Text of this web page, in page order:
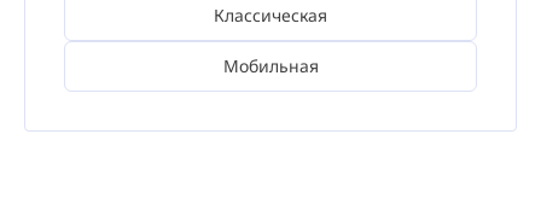
Классическая
Мобильная